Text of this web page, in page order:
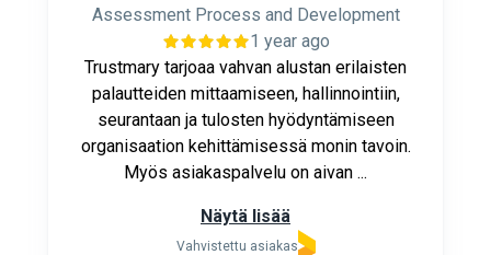
Assessment Process and Development
1 year ago
Trustmary tarjoaa vahvan alustan erilaisten
palautteiden mittaamiseen, hallinnointiin,
seurantaan ja tulosten hyödyntämiseen
organisaation kehittämisessä monin tavoin.
Myös asiakaspalvelu on aivan ...
Näytä lisää
Vahvistettu asiakas